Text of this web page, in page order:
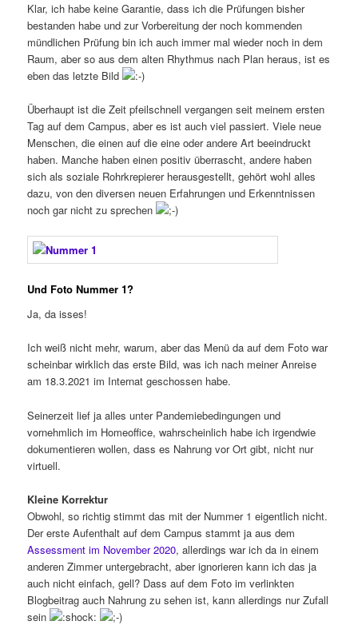
Klar, ich habe keine Garantie, dass ich die Prüfungen bisher
bestanden habe und zur Vorbereitung der noch kommenden
mündlichen Prüfung bin ich auch immer mal wieder noch in dem
Raum, aber so aus dem alten Rhythmus nach Plan heraus, ist es
eben das letzte Bild
Überhaupt ist die Zeit pfeilschnell vergangen seit meinem ersten
Tag auf dem Campus, aber es ist auch viel passiert. Viele neue
Menschen, die einen auf die eine oder andere Art beeindruckt
haben. Manche haben einen positiv überrascht, andere haben
sich als soziale Rohrkrepierer herausgestellt, gehört wohl alles
dazu, von den diversen neuen Erfahrungen und Erkenntnissen
noch gar nicht zu sprechen
Und Foto Nummer 1?
Ja, da isses!
Ich weiß nicht mehr, warum, aber das Menü da auf dem Foto war
scheinbar wirklich das erste Bild, was ich nach meiner Anreise
am 18.3.2021 im Internat geschossen habe.
Seinerzeit lief ja alles unter Pandemiebedingungen und
vornehmlich im Homeoffice, wahrscheinlich habe ich irgendwie
dokumentieren wollen, dass es Nahrung vor Ort gibt, nicht nur
virtuell.
Kleine Korrektur
Obwohl, so richtig stimmt das mit der Nummer 1 eigentlich nicht.
Der erste Aufenthalt auf dem Campus stammt ja aus dem
Assessment im November 2020, allerdings war ich da in einem
anderen Zimmer untergebracht, aber ignorieren kann ich das ja
auch nicht einfach, gell? Dass auf dem Foto im verlinkten
Blogbeitrag auch Nahrung zu sehen ist, kann allerdings nur Zufall
sein